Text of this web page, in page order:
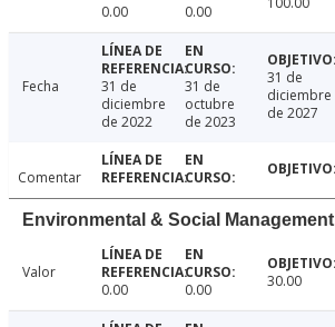
0.00
0.00
Fecha
31 de
diciembre
de 2022
31 de
octubre
de 2023
31 de
diciembre
de 2027
Comentar
Environmental & Social Management
Valor
0.00
0.00 30.00